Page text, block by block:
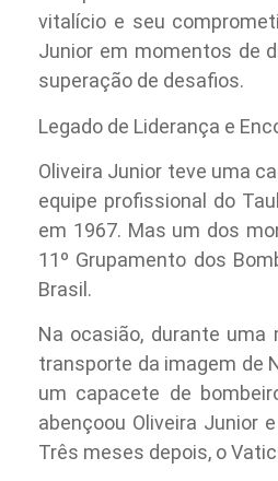
vitalício e seu
Junior em momentos de
superação de desafios.
Legado de Liderança e
Oliveira Junior teve uma
equipe profissional do
em 1967. Mas um dos
11º Grupamento dos
Brasil.
Na ocasião, durante uma
transporte da imagem de
um capacete de
abençoou Oliveira Junior
Três meses depois, o